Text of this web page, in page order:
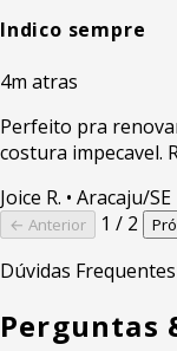
Indico sempre
4m atras
Perfeito pra
costura impecavel.
Joice R. • Aracaju/SE
← Anterior 1 / 2
Dúvidas Frequentes
Perguntas